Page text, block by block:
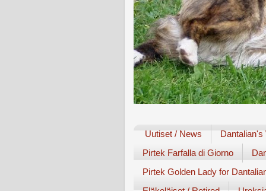
Uutiset / News
Dantalian's
Pirtek Farfalla di Giorno
Pirtek Golden Lady for